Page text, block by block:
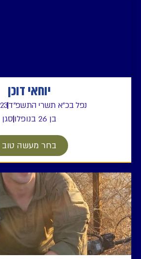
יוחאי דוכן
נפל בכ"א תשרי התשפ"ד
בן 26 בנופלו
סגן
בחר מעשה טוב